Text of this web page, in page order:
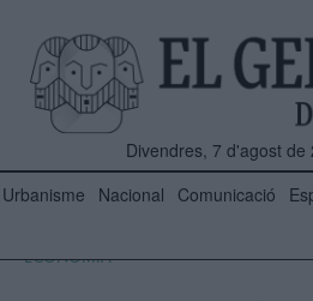
Divendres, 7 d'agost de
Urbanisme Nacional Comunicació
ECONOMIA